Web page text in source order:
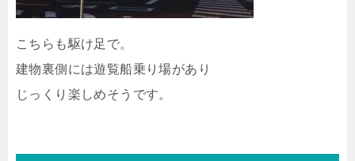
こちらも駆け足で。
建物裏側には遊覧船乗り場があり
じっくり楽しめそうです。